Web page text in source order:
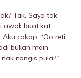
Tak. Saya tak
awak buat kat
cakap, “Oo reti
bukan main
nangis pula?”